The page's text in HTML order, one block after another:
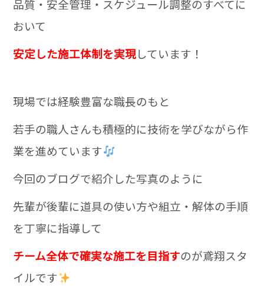
品質・安全管理・スケジュール調整のすべてに
おいて
安定した施工体制を実現しています！
現場では経験豊富な職長のもと
若手の職人さんも積極的に技術を学びながら作
業を進めています
今回のブログで紹介した写真のように
先輩が後輩に道具の使い方や組立・解体の手順
を丁寧に指導して
チーム全体で確実な施工を目指すのが鳶翔スタ
イルです